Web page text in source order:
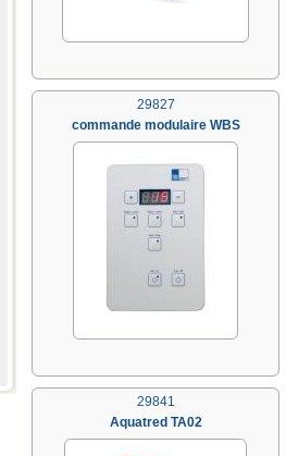
29827
commande modulaire WBS
29841
Aquatred TA02